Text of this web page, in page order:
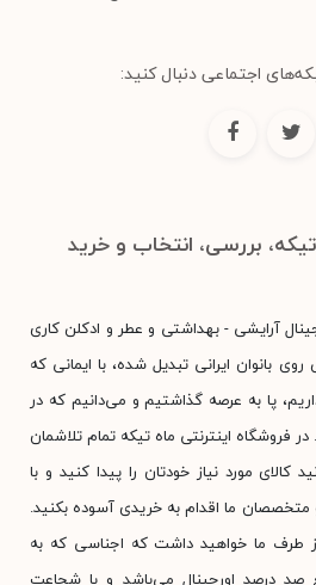
اجتماعی دنبال کنید:
بررسی، انتخاب و خرید
آرایشی - بهداشتی و عطر و ادکلن کاری
بانوان ایرانی تبدیل شده، با ایمانی که
پا به عرصه گذاشتیم و می‌دانیم که در
فروشگاه اینترنتی ماه تیکه تمام تلاشمان
کالای مورد نیاز خودتان را پیدا کنید و با
متخصصان ما اقدام به خریدی آسوده بکنید.
طرف ما خواهید داشت که اجناسی که به
درصد اورجینال می‌باشد و با شجاعت